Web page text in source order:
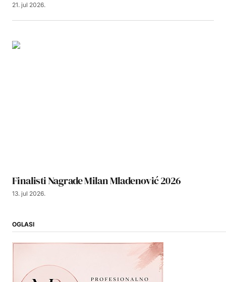
21. jul 2026.
Finalisti Nagrade Milan Mladenović 2026
13. jul 2026.
OGLASI